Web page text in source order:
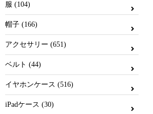
服 (104)
帽子 (166)
アクセサリー (651)
ベルト (44)
イヤホンケース (516)
iPadケース (30)